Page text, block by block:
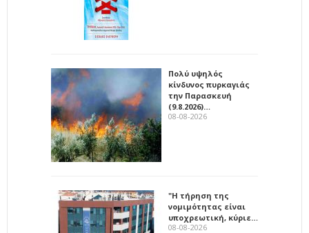
Πολύ υψηλός
κίνδυνος πυρκαγιάς
την Παρασκευή
(9.8.2026)…
08-08-2026
"Η τήρηση της
νομιμότητας είναι
υποχρεωτική, κύριε…
08-08-2026